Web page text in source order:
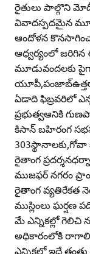
రైతులు పాల్గొని
వివాదస్పదమైన
ఆందోళన
ఆధ్వర్యంలో
మూడువందలకు
ఏడాది ఫిబ్రవరిలో
ప్రభుత్వఆనికి
కిసాన్‌ బహిరంగ
303స్థానాలకు,గోవా
రైతాంగ
ముజఫర్‌ నగరం
రైతాంగ వ్యతిరేకత
ముస్లింలు ఘర్షణ
మే ఎన్నికల్లో గెలిచి
అధికారంలోకి
ఎన్నికల్లో ఇదే